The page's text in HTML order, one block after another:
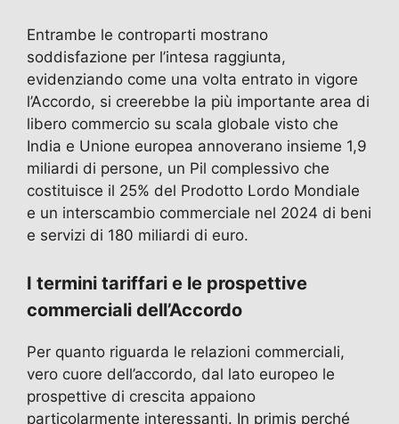
Entrambe le controparti mostrano
soddisfazione per l’intesa raggiunta,
evidenziando come una volta entrato in vigore
l’Accordo, si creerebbe la più importante area di
libero commercio su scala globale visto che
India e Unione europea annoverano insieme 1,9
miliardi di persone, un Pil complessivo che
costituisce il 25% del Prodotto Lordo Mondiale
e un interscambio commerciale nel 2024 di beni
e servizi di 180 miliardi di euro.
I termini tariffari e le prospettive
commerciali dell’Accordo
Per quanto riguarda le relazioni commerciali,
vero cuore dell’accordo, dal lato europeo le
prospettive di crescita appaiono
particolarmente interessanti. In primis perché